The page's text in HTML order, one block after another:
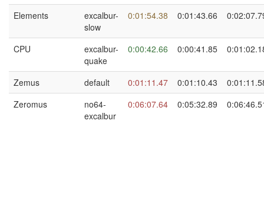
Elements
excalbur-
slow
0:01:54.38 0:01:43.66
CPU
excalbur-
quake
0:00:42.66 0:00:41.85
Zemus default 0:01:11.47 0:01:10.43
Zeromus
no64-
excalbur
0:06:07.64 0:05:32.89